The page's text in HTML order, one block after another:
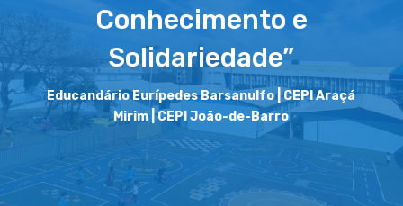
Conhecimento e
Solidariedade”
Educandário Eurípedes Barsanulfo | CEPI Araçá
Mirim | CEPI João-de-Barro